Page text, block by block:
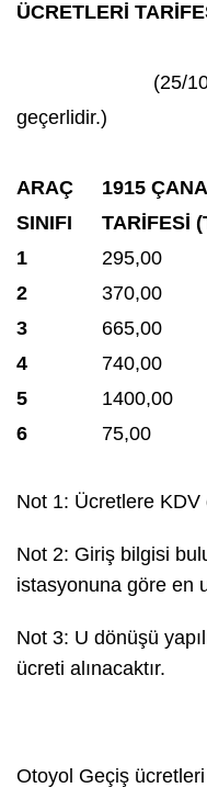
ÜCRETLERİ
(25/10?/2023
geçerlidir.)
ARAÇ
SINIFI
1915
TARİFESİ
1
295,00
2
370,00
3
665,00
4
740,00
5
1400,00
6
75,00
Not 1: Ücretlere KDV
Not 2: Giriş bilgisi
istasyonuna göre en
Not 3: U dönüşü
ücreti alınacaktır.
Otoyol Geçiş ücretleri